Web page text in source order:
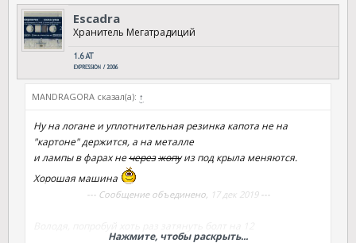
Escadra
Хранитель Мегатрадиций
MANDRAGORA сказал(а): ↑
Ну на логане и уплотнительная резинка капота не на
"картоне" держится, а на металле
и лампы в фарах нечерезжопуиз под крыла меняются.
Хорошая машина
--- Сообщение объединено, 17 дек 2019---
Нажмите, чтобы раскрыть...